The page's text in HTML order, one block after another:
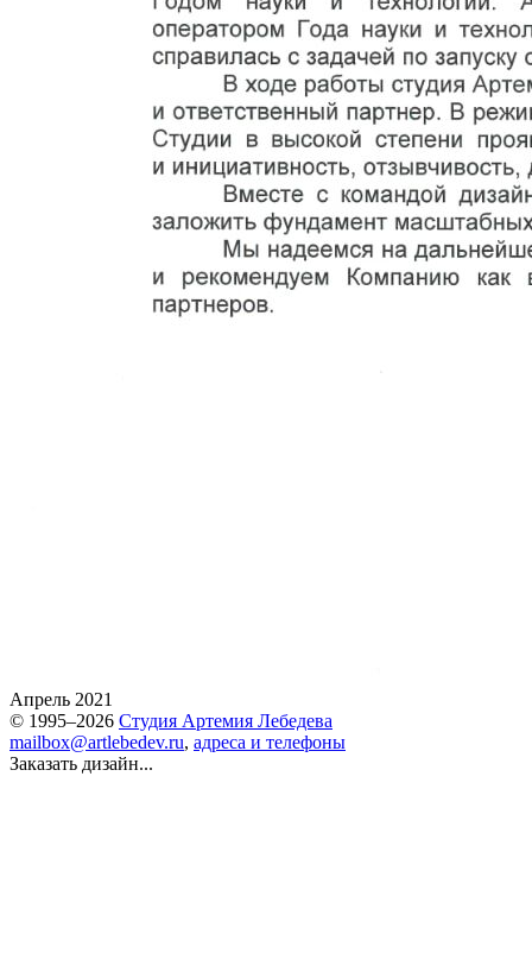
Апрель 2021
© 1995–2026 Студия Артемия Лебедева
mailbox@artlebedev.ru, адреса и телефоны
Заказать дизайн...